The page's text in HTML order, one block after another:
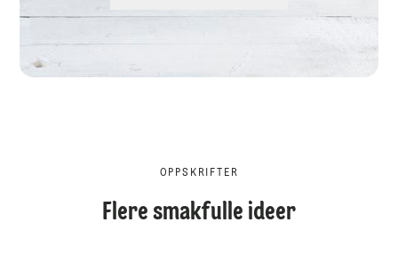
OPPSKRIFTER
Flere smakfulle ideer